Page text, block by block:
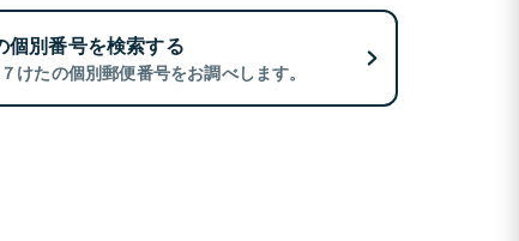
個別番号を検索する
けたの個別郵便番号をお調べします。